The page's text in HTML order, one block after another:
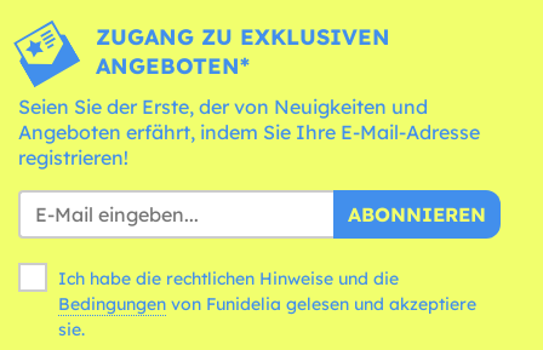
ZUGANG ZU EXKLUSIVEN
ANGEBOTEN*
Seien Sie der Erste, der von Neuigkeiten und
Angeboten erfährt, indem Sie Ihre E-Mail-Adresse
registrieren!
ABONNIEREN
Ich habe die rechtlichen Hinweise und die
Bedingungen
sie.